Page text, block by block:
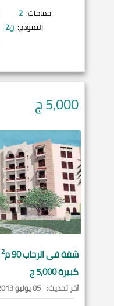
حمامات: 2
النموذج: ن2
5,000ج
شقة فيالرحاب90 م 2
كبيرة 5,000 ج
آخر تحديث: 05 يوليو 2013